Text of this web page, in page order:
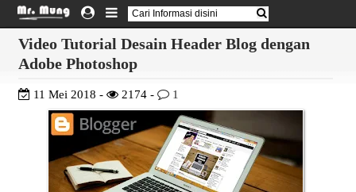
Video Tutorial Desain Header Blog dengan
Adobe Photoshop
11 Mei 2018 - 2174 - 1